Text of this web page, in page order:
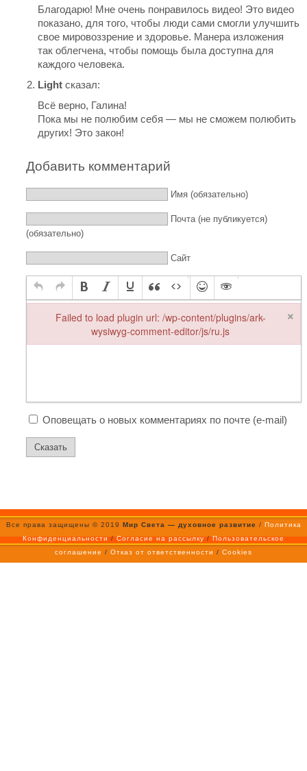
Благодарю! Мне очень понравилось видео! Это видео
показано, для того, чтобы люди сами смогли улучшить
свое мировоззрение и здоровье. Манера изложения
так облегчена, чтобы помощь была доступна для
каждого человека.
Light сказал:
Всё верно, Галина!
Пока мы не полюбим себя — мы не сможем полюбить
других! Это закон!
Добавить комментарий
Имя (обязательно)
Почта (не публикуется)
(обязательно)
Сайт
Оповещать о новых комментариях по почте (e-mail)
Все права защищены © 2019 Мир Света — духовное развитие / Политика
Конфиденциальности/Согласие на рассылку/Пользовательское
соглашение / Отказ от ответственности / Cookies
Failed to load plugin url: /wp-content/plugins/ark-
wysiwyg-comment-editor/js/ru.js
×
Failed to load plugin url: /wp-content/plugins/ark-wysiwyg-